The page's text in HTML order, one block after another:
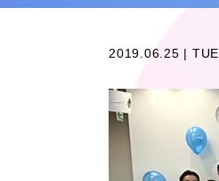
2019.06.25 | TUE